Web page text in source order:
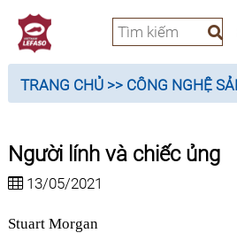
TRANG CHỦ >> CÔNG NGHỆ
Người lính và chiếc ủng
13/05/2021
Stuart Morgan